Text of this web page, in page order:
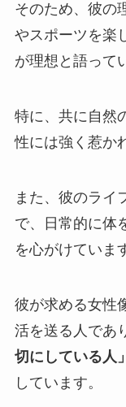
そのため、彼の
やスポーツを楽
が理想と語って
特に、共に自然
性には強く惹か
また、彼のライ
で、日常的に体
を心がけていま
彼が求める女性
活を送る人であ
切にしている人」
しています。